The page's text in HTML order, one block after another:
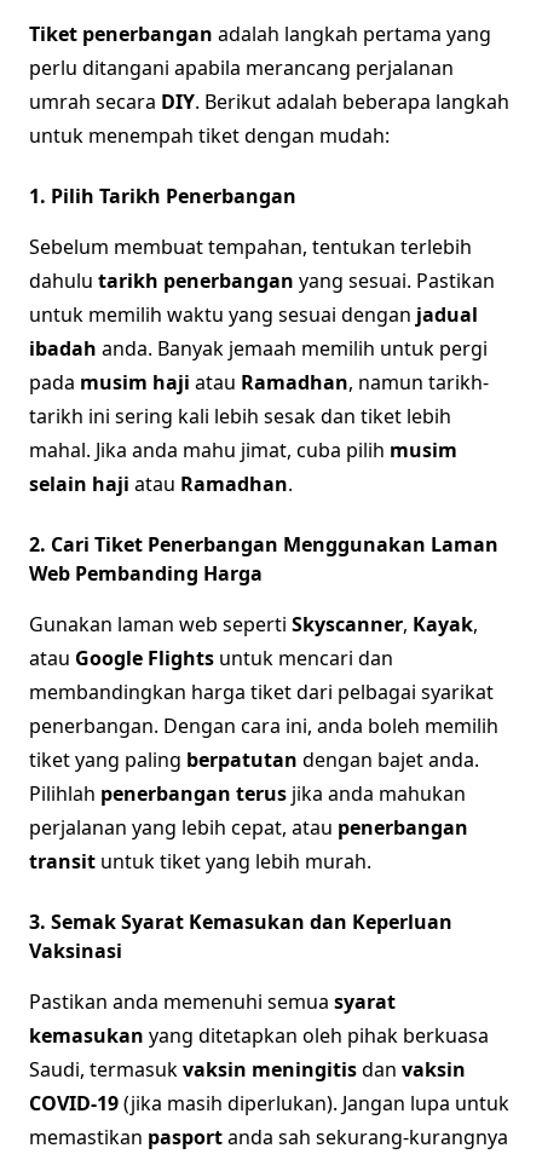
Tiket penerbangan adalah langkah pertama yang
perlu ditangani apabila merancang perjalanan
umrah secara DIY. Berikut adalah beberapa langkah
untuk menempah tiket dengan mudah:
1. Pilih Tarikh Penerbangan
Sebelum membuat tempahan, tentukan terlebih
dahulu tarikh penerbangan yang sesuai. Pastikan
untuk memilih waktu yang sesuai dengan jadual
ibadah anda. Banyak jemaah memilih untuk pergi
pada musim haji atau Ramadhan, namun tarikh-
tarikh ini sering kali lebih sesak dan tiket lebih
mahal. Jika anda mahu jimat, cuba pilih musim
selain haji atau Ramadhan.
2. Cari Tiket Penerbangan Menggunakan Laman
Web Pembanding Harga
Gunakan laman web seperti Skyscanner, Kayak,
atau Google Flights untuk mencari dan
membandingkan harga tiket dari pelbagai syarikat
penerbangan. Dengan cara ini, anda boleh memilih
tiket yang paling berpatutan dengan bajet anda.
Pilihlah penerbangan terus jika anda mahukan
perjalanan yang lebih cepat, atau penerbangan
transit untuk tiket yang lebih murah.
3. Semak Syarat Kemasukan dan Keperluan
Vaksinasi
Pastikan anda memenuhi semua syarat
kemasukan yang ditetapkan oleh pihak berkuasa
Saudi, termasukvaksin meningitisdan vaksin
COVID-19(jika masih diperlukan). Jangan lupa untuk
memastikan pasportanda sah sekurang-kurangnya